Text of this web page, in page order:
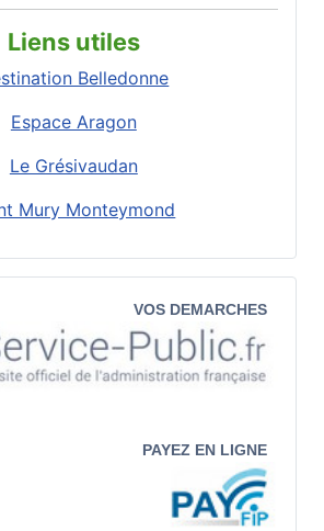
Liens utiles
Belledonne
Espace Aragon
Le Grésivaudan
Mury Monteymond
VOS DEMARCHES
PAYEZ EN LIGNE